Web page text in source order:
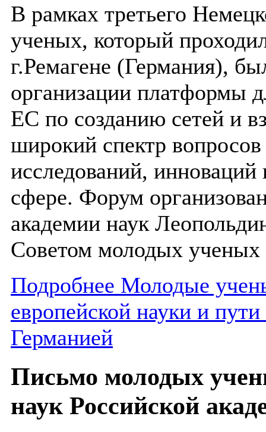
В рамках третьего
ученых, который
г.Ремагене (Германия),
организации платформы
ЕС по созданию сетей и
широкий спектр
исследований, инноваций
сфере. Форум
академии наук
Советом молодых ученых
Подробнее Молодые
европейской науки и
Германией
Письмо молодых
наук Российской